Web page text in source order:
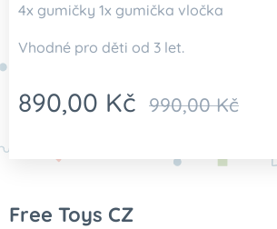
4x gumičky 1x gumička vločka
Vhodné pro děti od 3 let.
890,00 Kč 990,00Kč
Free Toys CZ